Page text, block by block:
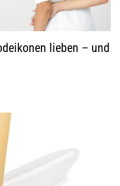
lieben – und